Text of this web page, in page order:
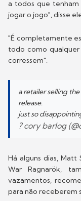
a todos que tenham
jogar o jogo", disse
"É completamente
todo como qualquer
corressem".
a retailer selling
release.
just so
? cory barlog
Há alguns dias,
War Ragnarök,
vazamentos,
para não receberem